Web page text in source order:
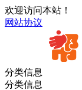
欢迎访问本站！
网站协议
分类信息
分类信息